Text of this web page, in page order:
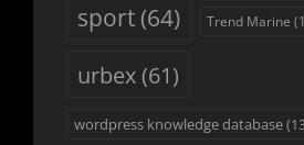
sport(64) Trend Marine
urbex(61)
wordpress knowledge database